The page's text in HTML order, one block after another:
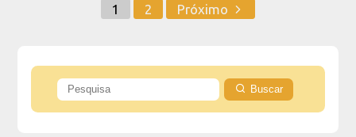
1 2 Próximo
Buscar